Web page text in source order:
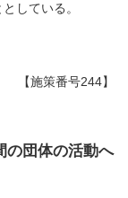
している。
【施策番号244】
の団体の活動へ